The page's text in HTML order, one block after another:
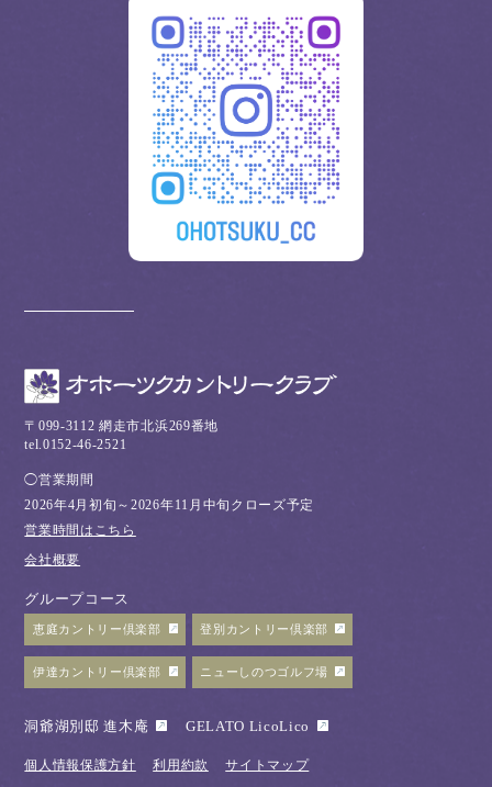
〒099-3112 網走市北浜269番地
tel.0152-46-2521
◯営業期間
2026年4月初旬～2026年11月中旬クローズ予定
営業時間はこちら
会社概要
グループコース
恵庭カントリー倶楽部 登別カントリー倶楽部
伊達カントリー倶楽部 ニューしのつゴルフ場
洞爺湖別邸 進木庵 GELATO LicoLico
個人情報保護方針 利用約款 サイトマップ